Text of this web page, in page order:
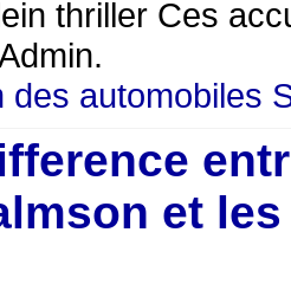
thriller Ces
des automobiles
et